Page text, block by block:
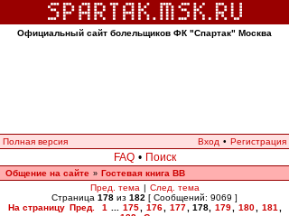
Официальный сайт болельщиков ФК "Спартак" Москва
Полная версия Вход • Регистрация
FAQ • Поиск
Общение на сайте » Гостевая книга ВВ
Пред. тема | След. тема
Страница 178 из 182 [ Сообщений: 9069 ]
На страницу Пред. 1 175 176 177 178 179 180 181